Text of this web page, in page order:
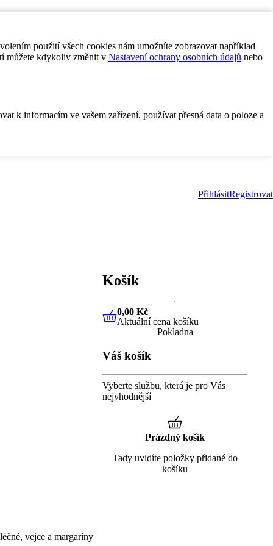
použití všech cookies nám umožníte zobrazovat například
můžete kdykoliv změnit v Nastavení ochrany osobních údajů nebo
k informacím ve vašem zařízení, používat přesná data o poloze a
PřihlásitRegistrovat
vejce a margaríny
Košík
0,00 KčAktuální cena košíku
0,00 Kč
Aktuální cena košíku
Pokladna
Váš košík
Vyberte službu, která je pro Vás
nejvhodnější
Prázdný košík
Tady uvidíte položky přidané do
košíku